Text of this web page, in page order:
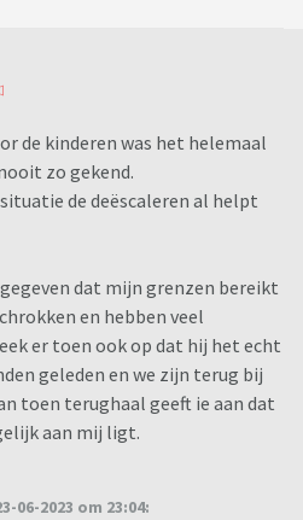
de kinderen was het helemaal
zo gekend.
de deëscaleren al helpt
dat mijn grenzen bereikt
en hebben veel
er toen ook op dat hij het echt
geleden en we zijn terug bij
toen terughaal geeft ie aan dat
aan mij ligt.
06-2023 om 23:04: